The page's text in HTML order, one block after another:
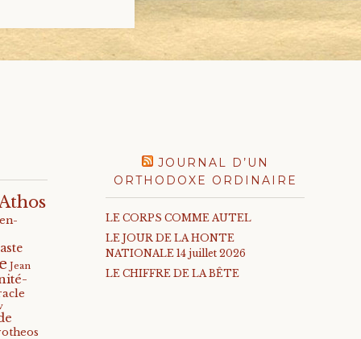
Jean
JOURNAL D’UN
ORTHODOXE ORDINAIRE
LE CORPS COMME AUTEL
LE JOUR DE LA HONTE
NATIONALE 14 juillet 2026
LE CHIFFRE DE LA BÊTE